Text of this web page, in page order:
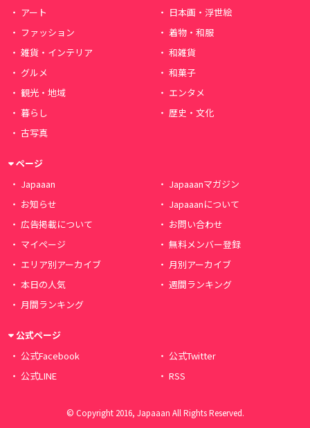
アート
日本画・浮世絵
ファッション
着物・和服
雑貨・インテリア
和雑貨
グルメ
和菓子
観光・地域
エンタメ
暮らし
歴史・文化
古写真
ページ
Japaaan
Japaaanマガジン
お知らせ
Japaaanについて
広告掲載について
お問い合わせ
マイページ
無料メンバー登録
エリア別アーカイブ
月別アーカイブ
本日の人気
週間ランキング
月間ランキング
公式ページ
公式Facebook
公式Twitter
公式LINE
RSS
© Copyright 2016, Japaaan All Rights Reserved.